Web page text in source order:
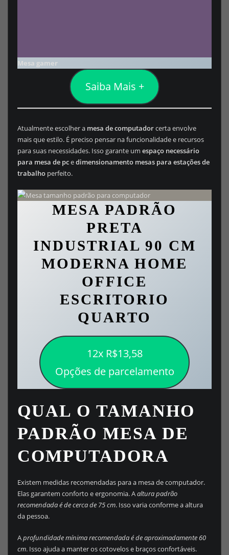
Mesa gamer
Saiba Mais +
Atualmente escolher a mesa de computadorcerta envolve
mais que estilo. É preciso pensar na funcionalidade e recursos
para suas necessidades. Isso garante um espaço necessário
para mesa de pcedimensionamento mesas para estações de
trabalhoperfeito.
MESA PADRÃO
PRETA
INDUSTRIAL 90 CM
MODERNA HOME
OFFICE
ESCRITORIO
QUARTO
12x R$13,58
Opções de parcelamento
QUAL O TAMANHO
PADRÃO MESA DE
COMPUTADORA
Existem medidas recomendadas para a mesa de computador.
Elas garantem conforto e ergonomia. Aaltura padrão
recomendada é de cerca de 75 cm. Isso varia conforme a altura
da pessoa.
Aprofundidade mínima recomendada é de aproximadamente 60
cm. Isso ajuda a manter os cotovelos e braços confortáveis.